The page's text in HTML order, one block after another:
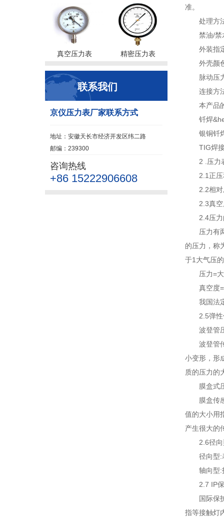
真空压力表 精密压力表
联系我们
京仪压力表厂家联系方式
地址：安徽天长市经济开发区纬二路
邮编：239300
咨询热线
+86 15222906608
准。
处理方
禁油/禁
外装指
外壳颜
脉动压
连接方
本产品
钎焊
银铜钎
TIG焊
2 .压力
2.1正
2.2相
2.3真
2.4压
压力有
的压力，称
于1大气压
压力=
真空度
我国法
2.5弹
波登管
波登管
小变形，形
质的压力的
膜盒式
膜盒传
值的大小用
产生很大的
2.6径
径向型:
轴向型:
2.7 IP
国际保
指等接触灯